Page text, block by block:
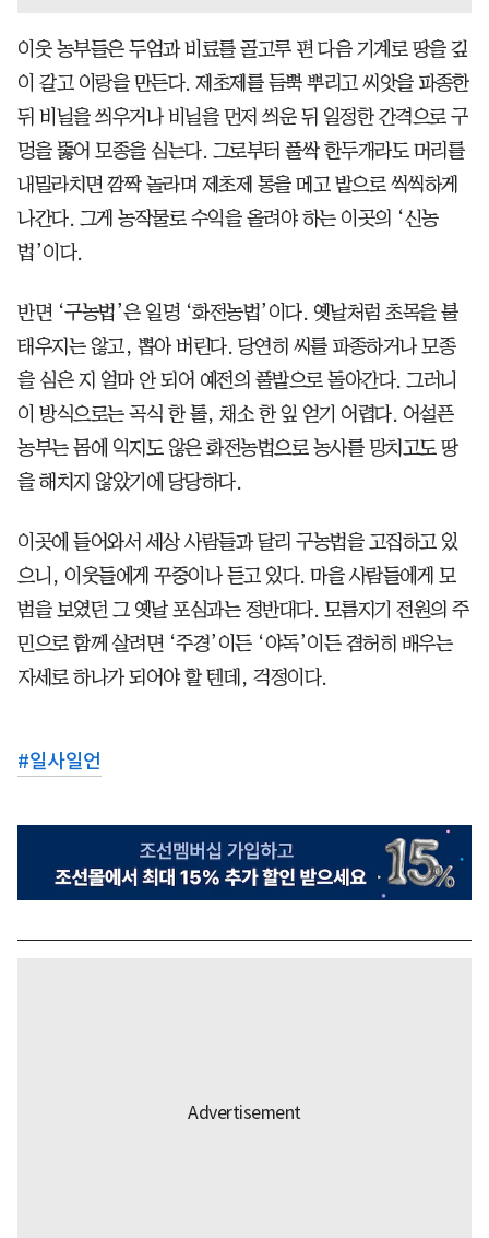
이웃 농부들은 두엄과 비료를 골고루 편 다음 기계로 땅을 깊
이 갈고 이랑을 만든다. 제초제를 듬뿍 뿌리고 씨앗을 파종한
뒤 비닐을 씌우거나 비닐을 먼저 씌운 뒤 일정한 간격으로 구
멍을 뚫어 모종을 심는다. 그로부터 풀싹 한두개라도 머리를
내밀라치면 깜짝 놀라며 제초제 통을 메고 밭으로 씩씩하게
나간다. 그게 농작물로 수익을 올려야 하는 이곳의 ‘신농
법’이다.
반면 ‘구농법’은 일명 ‘화전농법’이다. 옛날처럼 초목을 불
태우지는 않고, 뽑아 버린다. 당연히 씨를 파종하거나 모종
을 심은 지 얼마 안 되어 예전의 풀밭으로 돌아간다. 그러니
이 방식으로는 곡식 한 톨, 채소 한 잎 얻기 어렵다. 어설픈
농부는 몸에 익지도 않은 화전농법으로 농사를 망치고도 땅
을 해치지 않았기에 당당하다.
이곳에 들어와서 세상 사람들과 달리 구농법을 고집하고 있
으니, 이웃들에게 꾸중이나 듣고 있다. 마을 사람들에게 모
범을 보였던 그 옛날 포심과는 정반대다. 모름지기 전원의 주
민으로 함께 살려면 ‘주경’이든 ‘야독’이든 겸허히 배우는
자세로 하나가 되어야 할 텐데, 걱정이다.
#일사일언